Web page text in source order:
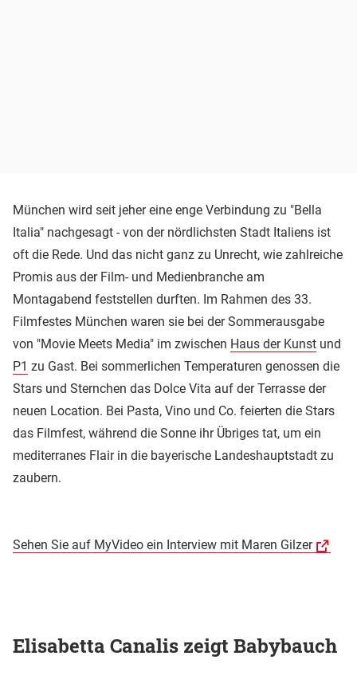
München wird seit jeher eine enge Verbindung zu "Bella
Italia" nachgesagt - von der nördlichsten Stadt Italiens ist
oft die Rede. Und das nicht ganz zu Unrecht, wie zahlreiche
Promis aus der Film- und Medienbranche am
Montagabend feststellen durften. Im Rahmen des 33.
Filmfestes München waren sie bei der Sommerausgabe
von "Movie Meets Media" im zwischen Haus der Kunst und
P1 zu Gast. Bei sommerlichen Temperaturen genossen die
Stars und Sternchen das Dolce Vita auf der Terrasse der
neuen Location. Bei Pasta, Vino und Co. feierten die Stars
das Filmfest, während die Sonne ihr Übriges tat, um ein
mediterranes Flair in die bayerische Landeshauptstadt zu
zaubern.
Sehen Sie auf MyVideo ein Interview mit Maren Gilzer
Elisabetta Canalis zeigt Babybauch